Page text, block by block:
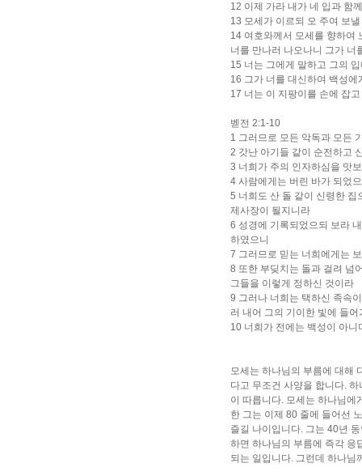
12 이제 가라 내가 네 입과 함
13 모세가 이르되 오 주여 보
14 여호와께서 모세를 향하여
너를 만나러 나오나니 그가 너
15 너는 그에게 말하고 그의
16 그가 너를 대신하여 백성
17 너는 이 지팡이를 손에 잡
벧전 2:1-10
1 그러므로 모든 악독과 모든
2 갓난 아기들 같이 순전하고
3 너희가 주의 인자하심을 맛
4 사람에게는 버린 바가 되었
5 너희도 산 돌 같이 신령한
제사장이 될지니라
6 성경에 기록되었으되 보라
하였으니
7 그러므로 믿는 너희에게는
8 또한 부딪치는 돌과 걸려 넘
그들을 이렇게 정하신 것이라
9 그러나 너희는 택하신 족속
러 내어 그의 기이한 빛에 들
10 너희가 전에는 백성이 아
모세는 하나님의 부름에 대해
다고 무조건 사양을 합니다.
이 따릅니다. 모세는 하나님에
한 그는 이제 80 줄에 들어선
즐길 나이입니다. 그는 40년
하면 하나님의 부름에 즉각 응
되는 일입니다. 그런데 하나님